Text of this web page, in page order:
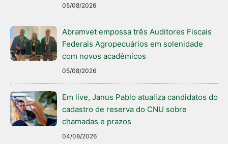
05/08/2026
Abramvet empossa três Auditores Fiscais
Federais Agropecuários em solenidade
com novos acadêmicos
05/08/2026
Em live, Janus Pablo atualiza candidatos do
cadastro de reserva do CNU sobre
chamadas e prazos
04/08/2026